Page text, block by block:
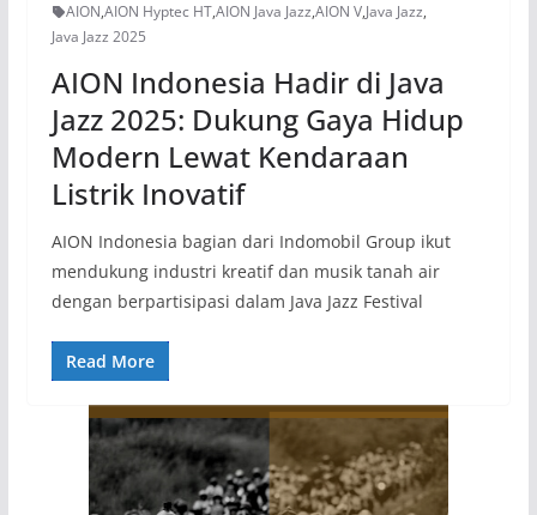
AION,AION Hyptec HT,AION Java Jazz,AION V,Java Jazz,
Java Jazz 2025
AION Indonesia Hadir di Java
Jazz 2025: Dukung Gaya Hidup
Modern Lewat Kendaraan
Listrik Inovatif
AION Indonesia bagian dari Indomobil Group ikut
mendukung industri kreatif dan musik tanah air
dengan berpartisipasi dalam Java Jazz Festival
Read More